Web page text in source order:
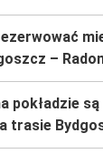
–
pokładzie
trasie